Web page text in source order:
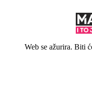
Web se ažurira. Biti